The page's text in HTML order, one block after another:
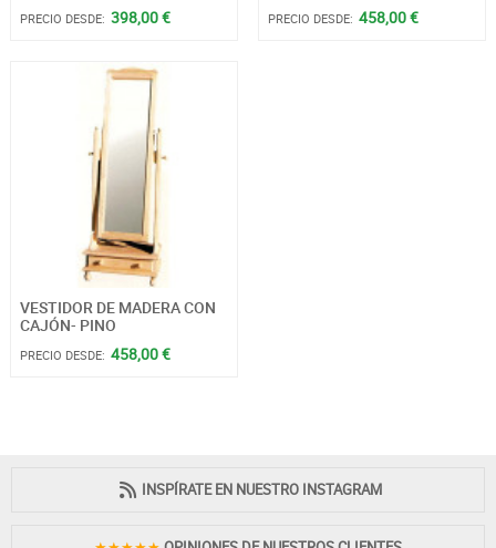
PRECIO DESDE: 398,00 € PRECIO DESDE: 458,00 €
VESTIDOR DE MADERA CON
CAJÓN- PINO
PRECIO DESDE: 458,00 €
INSPÍRATE EN NUESTRO INSTAGRAM